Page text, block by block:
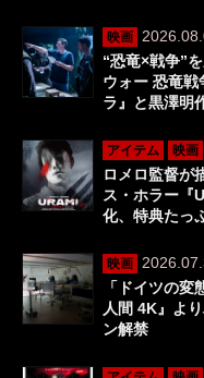
映画
“恐竜×戦争”
ウォー 恐竜
ラ』と黒澤明
アイテム 映画
ロメロ監督が
ス・ホラー『
化、特典たっ
映画
「ドイツの
人間 4K』よ
ン解禁